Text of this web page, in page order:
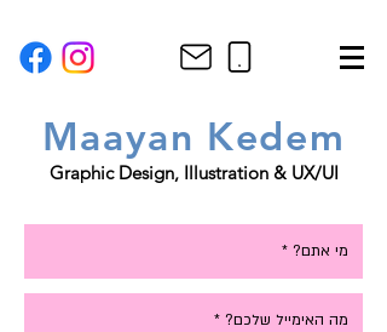
Maayan Kedem
Graphic Design, Illustration & UX/UI